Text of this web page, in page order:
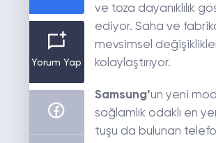
Yorum Yap
ve toza dayanıklılık
ediyor. Saha ve
mevsimsel
kolaylaştırıyor.
Samsung’un yeni
sağlamlık odaklı en
tuşu da bulunan